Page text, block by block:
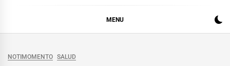
MENU
NOTIMOMENTO SALUD